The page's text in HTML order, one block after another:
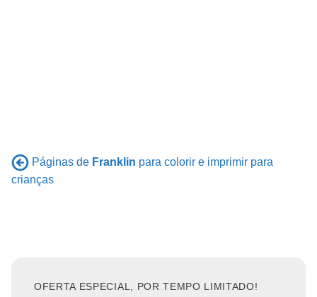
Páginas de Franklin para colorir e imprimir para
crianças
OFERTA ESPECIAL, POR TEMPO LIMITADO!